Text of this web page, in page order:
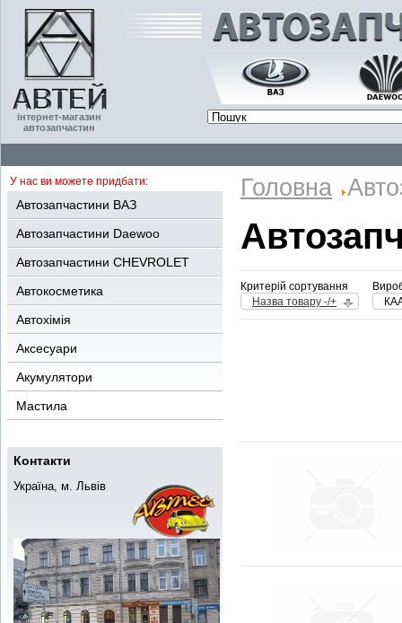
інтернет-магазин
автозапчастин
У нас ви можете придбати:
Автозапчастини ВАЗ
Автозапчастини Daewoo
Автозапчастини CHEVROLET
Автокосметика
Автохімія
Аксесуари
Акумулятори
Мастила
Контакти
Україна, м. Львів
Головна
Критерій сортування
Назва товару -/+